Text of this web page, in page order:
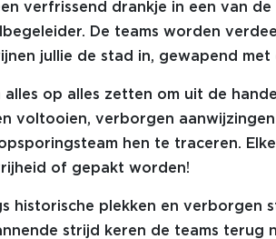
verfrissend drankje in een van
De teams worden
jullie de stad in, gewapend
op alles zetten om uit de
voltooien, verborgen
hen te traceren.
of gepakt worden!
historische plekken en verborgen
strijd keren de teams terug